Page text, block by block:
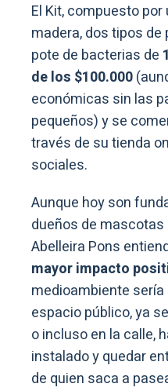
El Kit, compuesto
madera, dos tipos
pote de bacterias de
de los $100.000
económicas sin las
pequeños) y se
través de su tienda
sociales.
Aunque hoy son
dueños de
Abelleira Pons
mayor impacto
medioambiente
espacio público, ya
o incluso en la calle,
instalado y quedar
de quien saca a